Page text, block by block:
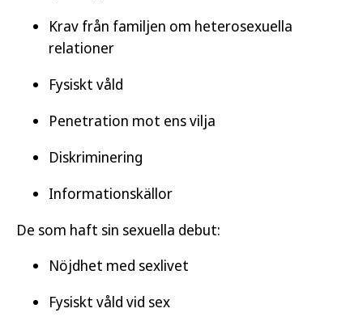
Krav från familjen om heterosexuella
relationer
Fysiskt våld
Penetration mot ens vilja
Diskriminering
Informationskällor
De som haft sin sexuella debut:
Nöjdhet med sexlivet
Fysiskt våld vid sex